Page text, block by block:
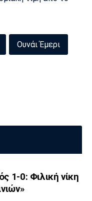
Ουνάι Έμερι
1-0: Φιλική νίκη